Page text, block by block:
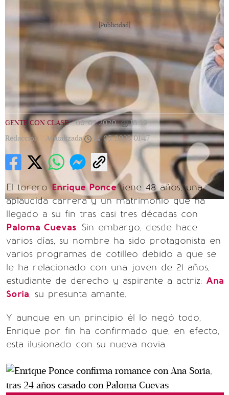
[Publicidad]
GENTE CON CLASE | 06/07/2020 | 18:39 |
Redacción |
Actualizada 14/05/2023 01:47
El toreroEnrique Poncetiene 48 años, una
aplaudida carrera y un matrimonio que ha
llegado a su fin tras casi tres décadas con
Paloma Cuevas. Sin embargo, desde hace
varios días, su nombre ha sido protagonista en
varios programas de cotilleo debido a que se
le ha relacionado con una joven de 21 años,
estudiante de derecho y aspirante a actriz: Ana
Soria, su presunta amante.
Y aunque en un principio él lo negó todo,
Enrique por fin ha confirmado que, en efecto,
esta ilusionado con su nueva novia.